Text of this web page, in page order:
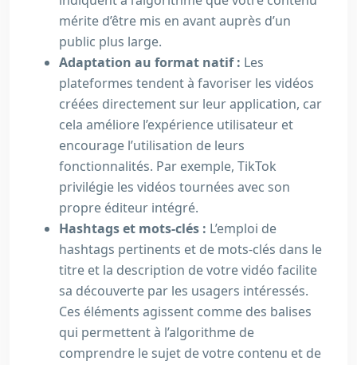
mérite d’être mis en avant auprès d’un
public plus large.
Adaptation au format natif : Les
plateformes tendent à favoriser les vidéos
créées directement sur leur application, car
cela améliore l’expérience utilisateur et
encourage l’utilisation de leurs
fonctionnalités. Par exemple, TikTok
privilégie les vidéos tournées avec son
propre éditeur intégré.
Hashtags et mots-clés : L’emploi de
hashtags pertinents et de mots-clés dans le
titre et la description de votre vidéo facilite
sa découverte par les usagers intéressés.
Ces éléments agissent comme des balises
qui permettent à l’algorithme de
comprendre le sujet de votre contenu et de